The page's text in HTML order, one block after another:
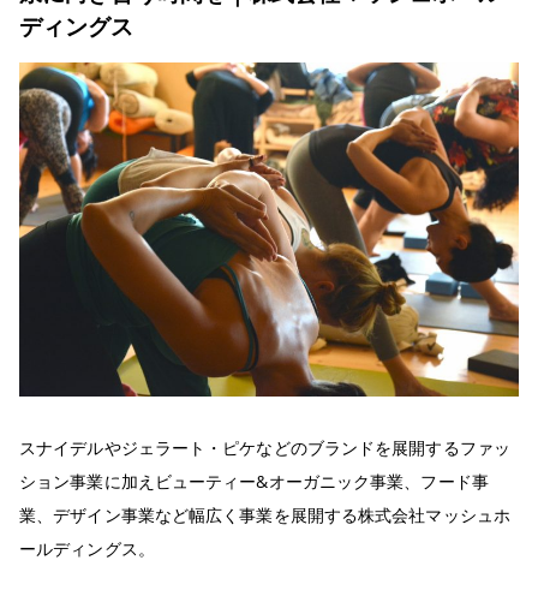
ディングス
スナイデルやジェラート・ピケなどのブランドを展開するファッ
ション事業に加えビューティー&オーガニック事業、フード事
業、デザイン事業など幅広く事業を展開する株式会社マッシュホ
ールディングス。